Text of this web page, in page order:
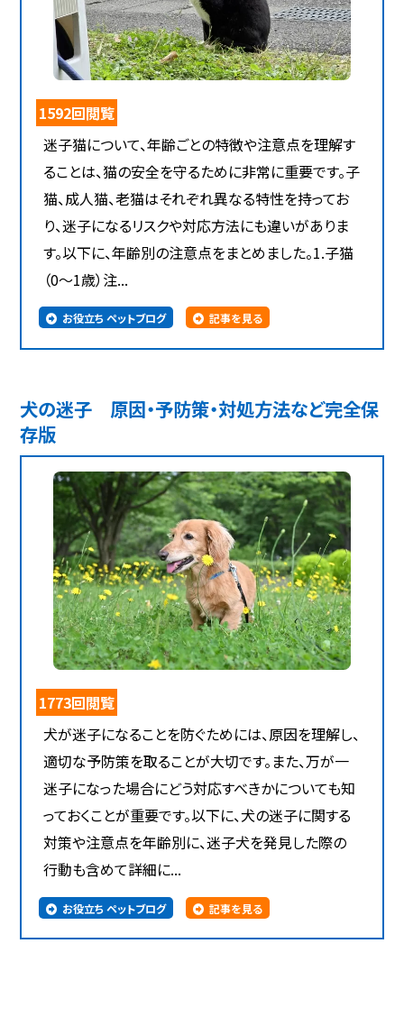
1592回閲覧
迷子猫について、年齢ごとの特徴や注意点を理解す
ることは、猫の安全を守るために非常に重要です。子
猫、成人猫、老猫はそれぞれ異なる特性を持ってお
り、迷子になるリスクや対応方法にも違いがありま
す。以下に、年齢別の注意点をまとめました。1.子猫
（0～1歳）注...
お役立ち ペットブログ 記事を見る
犬の迷子 原因・予防策・対処方法など完全保
存版
1773回閲覧
犬が迷子になることを防ぐためには、原因を理解し、
適切な予防策を取ることが大切です。また、万が一
迷子になった場合にどう対応すべきかについても知
っておくことが重要です。以下に、犬の迷子に関する
対策や注意点を年齢別に、迷子犬を発見した際の
行動も含めて詳細に...
お役立ち ペットブログ 記事を見る